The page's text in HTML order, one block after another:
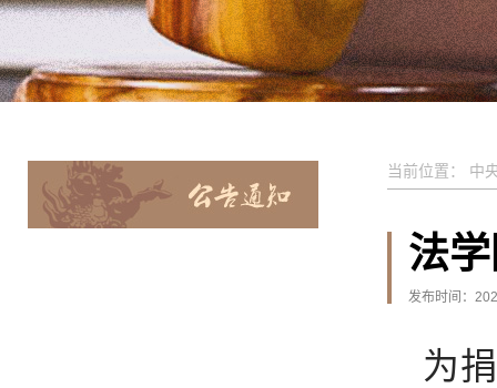
当前位置： 中
法
发布时间：
为